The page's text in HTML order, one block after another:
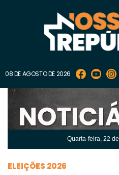
08 DE AGOSTO DE 2026
Quarta-feira, 22 de
ELEIÇÕES 2026